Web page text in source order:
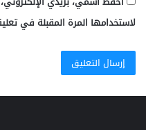
لاستخدامها المرة المقبلة في